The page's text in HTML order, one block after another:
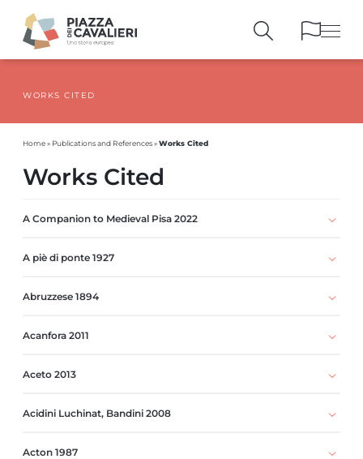
PUBLICATIONSAND REFERENCES
WORKS CITED
Home» Publications and References»Works Cited
Works Cited
A Companion to Medieval Pisa 2022
A piè di ponte 1927
Abruzzese 1894
Acanfora 2011
Aceto 2013
Acidini Luchinat, Bandini 2008
Acton 1987